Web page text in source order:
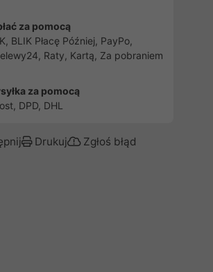
za pomocą
BLIK Płacę Później, PayPo,
Raty, Kartą, Za pobraniem
za pomocą
DPD, DHL
Drukuj Zgłoś błąd